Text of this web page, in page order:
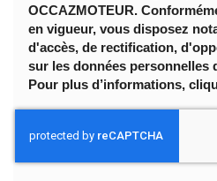
OCCAZMOTEUR.
en vigueur, vous disposez
d'accès, de rectification,
sur les données personnelles
Pour plus d’informations,